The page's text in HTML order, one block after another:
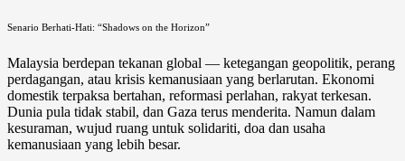
Senario Berhati-Hati: “Shadows on the Horizon”
Malaysia berdepan tekanan global — ketegangan geopolitik, perang
perdagangan, atau krisis kemanusiaan yang berlarutan. Ekonomi
domestik terpaksa bertahan, reformasi perlahan, rakyat terkesan.
Dunia pula tidak stabil, dan Gaza terus menderita. Namun dalam
kesuraman, wujud ruang untuk solidariti, doa dan usaha
kemanusiaan yang lebih besar.